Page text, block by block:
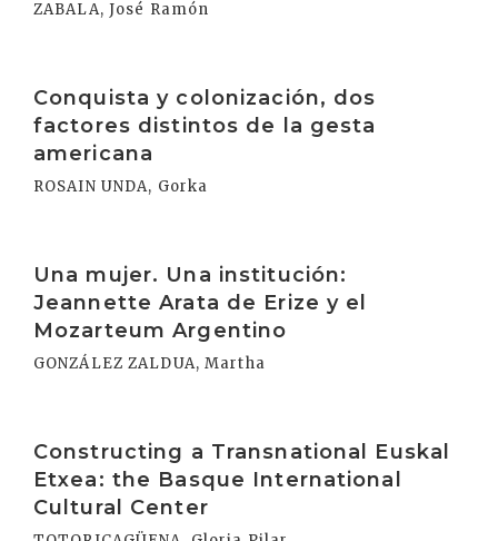
ZABALA, José Ramón
Conquista y colonización, dos
factores distintos de la gesta
americana
ROSAIN UNDA, Gorka
Una mujer. Una institución:
Jeannette Arata de Erize y el
Mozarteum Argentino
GONZÁLEZ ZALDUA, Martha
Constructing a Transnational Euskal
Etxea: the Basque International
Cultural Center